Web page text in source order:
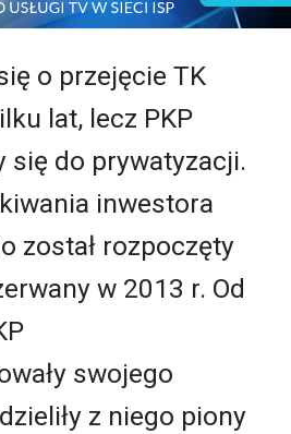
o przejęcie TK
lat, lecz PKP
się do prywatyzacji.
inwestora
został rozpoczęty
w 2013 r. Od
swojego
z niego piony